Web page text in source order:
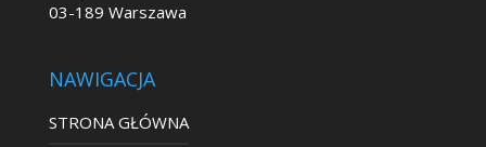
03-189 Warszawa
NAWIGACJA
STRONA GŁÓWNA